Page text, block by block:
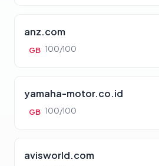
anz.com
GB 100/100
yamaha-motor.co.id
GB 100/100
avisworld.com